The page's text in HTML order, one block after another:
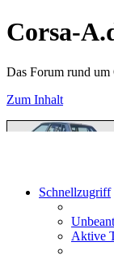
Corsa-
Das Forum rund um
Zum Inhalt
Schnellzugriff
Aktive